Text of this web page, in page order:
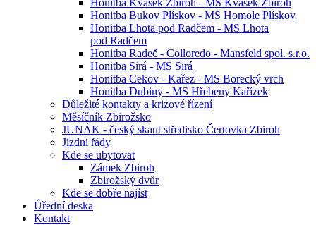
Honitba Kvásek Zbiroh - MS Kvásek Zbiroh
Honitba Bukov Plískov - MS Homole Plískov
Honitba Lhota pod Radčem - MS Lhota
pod Radčem
Honitba Radeč - Colloredo - Mansfeld spol. s.r.o.
Honitba Sirá - MS Sirá
Honitba Cekov - Kařez - MS Borecký vrch
Honitba Dubiny - MS Hřebeny Kařízek
Důležité kontakty a krizové řízení
Měsíčník Zbirožsko
JUNÁK - český skaut středisko Čertovka Zbiroh
Jízdní řády
Kde se ubytovat
Zámek Zbiroh
Zbirožský dvůr
Kde se dobře najíst
Úřední deska
Kontakt